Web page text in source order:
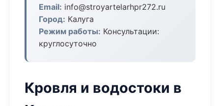
Email: info@stroyartelarhpr272.ru
Город: Калуга
Режим работы: Консультации:
круглосуточно
Кровля и водостоки в